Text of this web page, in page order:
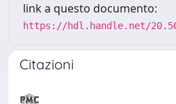
link a questo documento:
https://hdl.handle.net/
Citazioni